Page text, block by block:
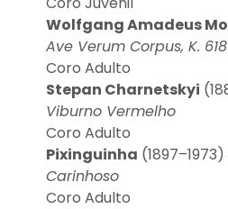
Wolfgang Amadeus
Ave Verum Corpus, K. 618
Coro Adulto
Stepan Charnetskyi
Viburno Vermelho
Coro Adulto
Pixinguinha
Carinhoso
Coro Adulto